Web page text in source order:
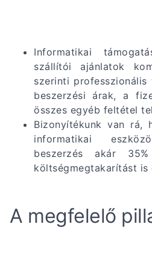
Informatikai
szállítói ajánlatok
szerinti professzionális
beszerzési árak, a
összes egyéb feltétel
Bizonyítékunk van rá,
informatikai
beszerzés akár
költségmegtakarítást is
A megfelelő